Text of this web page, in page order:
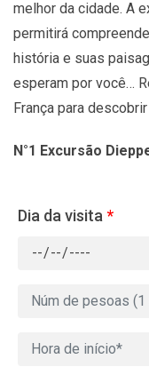
melhor da cidade. A
permitirá
história e suas
esperam por você…
França para
N°1 Excursão
Dia da visita *